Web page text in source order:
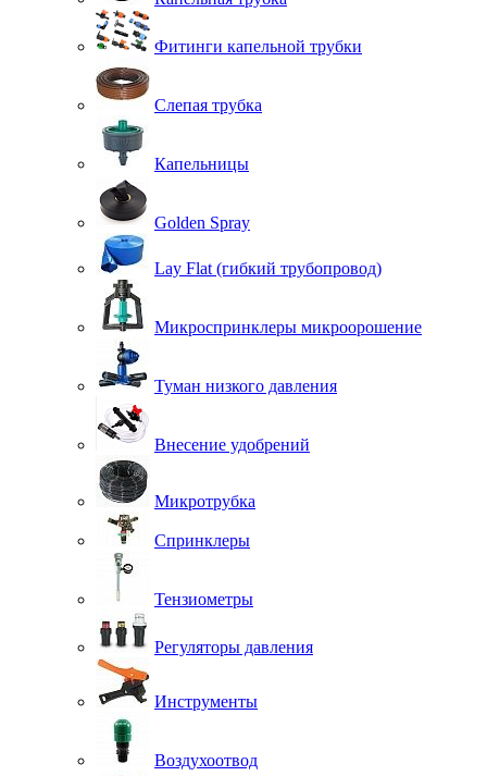
Фитинги капельной трубки
Слепая трубка
Капельницы
Golden Spray
Lay Flat (гибкий трубопровод)
Микроспринклеры микроорошение
Туман низкого давления
Внесение удобрений
Микротрубка
Спринклеры
Тензиометры
Регуляторы давления
Инструменты
Воздухоотвод